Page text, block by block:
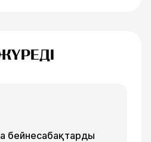
бейнесабақтарды